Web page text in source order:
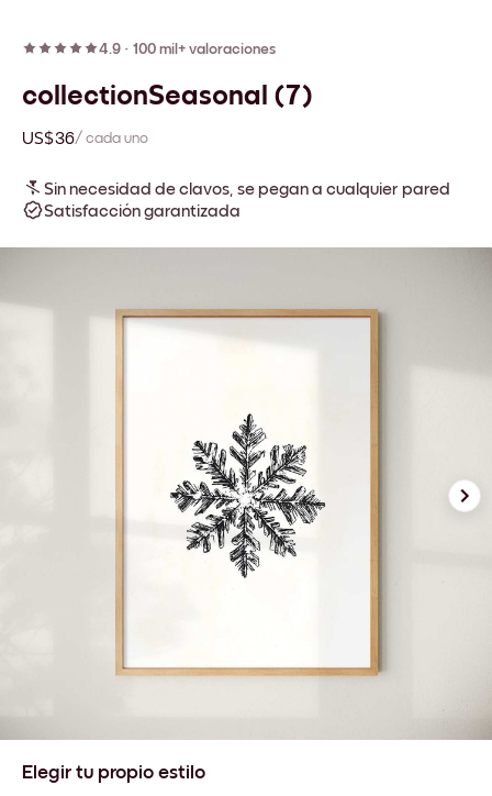
4.9 · 100 mil+ valoraciones
collectionSeasonal (7)
US$36/ cada uno
Sin necesidad de clavos, se pegan a cualquier pared
Satisfacción garantizada
Elegir tu propio estilo